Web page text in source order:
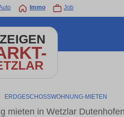
Immo Job
ERDGESCHOSSWOHNUNG-MIETEN
mieten in Wetzlar